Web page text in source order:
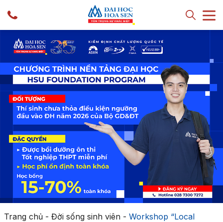
Trang chủ- Đời sống sinh viên- Workshop “Local